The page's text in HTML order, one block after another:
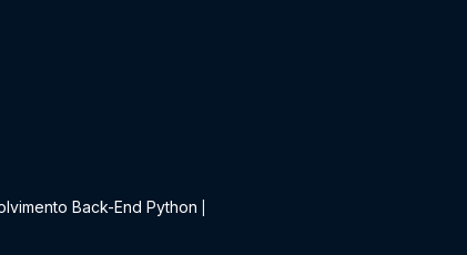
Back-End Python